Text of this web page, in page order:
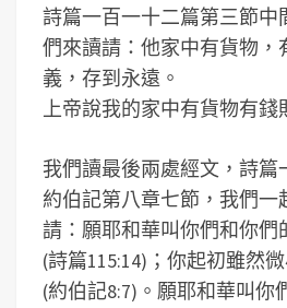
詩篇一百一十二篇第三節中
們來讀請：他家中有貨物，
義，存到永遠。
上帝說我的家中有貨物有錢
我們讀最後兩處經文，詩篇
約伯記第八章七節，我們一
請：願耶和華叫你們和你們
(詩篇115:14)；你起初雖然
(約伯記8:7)。願耶和華叫你